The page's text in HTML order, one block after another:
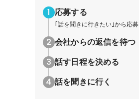
応募する
｢話を聞きに行きたい｣から応募
会社からの返信を待つ
話す日程を決める
話を聞きに行く